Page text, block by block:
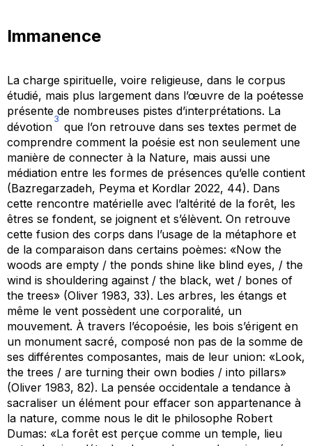
Immanence
La charge spirituelle, voire religieuse, dans le corpus
étudié, mais plus largement dans l’œuvre de la poétesse
présente de nombreuses pistes d’interprétations. La
dévotion
3
que l’on retrouve dans ses textes permet de
comprendre comment la poésie est non seulement une
manière de connecter à la Nature, mais aussi une
médiation entre les formes de présences qu’elle contient
(Bazregarzadeh, Peyma et Kordlar 2022, 44). Dans
cette rencontre matérielle avec l’altérité de la forêt, les
êtres se fondent, se joignent et s’élèvent. On retrouve
cette fusion des corps dans l’usage de la métaphore et
de la comparaison dans certains poèmes: «Now the
woods are empty / the ponds shine like blind eyes, / the
wind is shouldering against / the black, wet / bones of
the trees» (Oliver 1983, 33). Les arbres, les étangs et
même le vent possèdent une corporalité, un
mouvement. À travers l’écopoésie, les bois s’érigent en
un monument sacré, composé non pas de la somme de
ses différentes composantes, mais de leur union: «Look,
the trees / are turning their own bodies / into pillars»
(Oliver 1983, 82). La pensée occidentale a tendance à
sacraliser un élément pour effacer son appartenance à
la nature, comme nous le dit le philosophe Robert
Dumas: «La forêt est perçue comme un temple, lieu